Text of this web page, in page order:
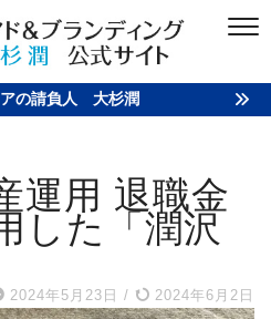
アの請負人 大杉潤
運用 退職金
した「潤沢
2024年5月23日 / 2024年6月2日